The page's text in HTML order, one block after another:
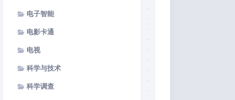
电子智能
电影卡通
电视
科学与技术
科学调查